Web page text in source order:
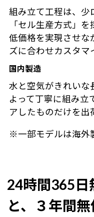
組み立て工程は、少
「セル生産方式」を
低価格を実現させな
ズに合わせカスタマ
国内製造
水と空気がきれいな
よって丁寧に組み立
アしたものだけを出
※一部モデルは海外
24時間365日
と、３年間